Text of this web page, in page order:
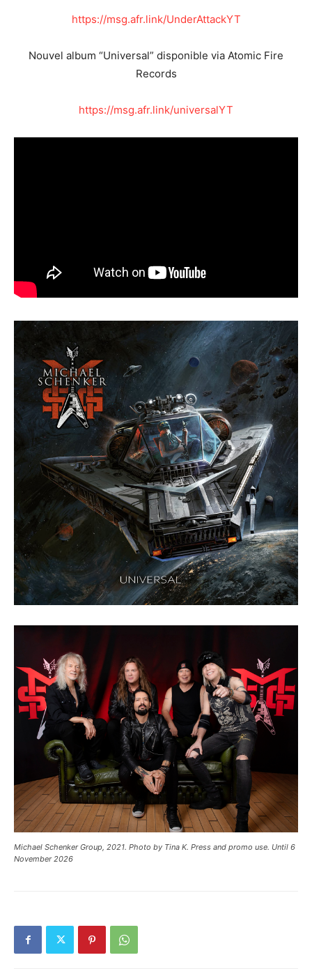
https://msg.afr.link/UnderAttackYT
Nouvel album “Universal” disponible via Atomic Fire
Records
https://msg.afr.link/universalYT
Michael Schenker Group, 2021. Photo by Tina K. Press and promo use. Until 6
November 2026